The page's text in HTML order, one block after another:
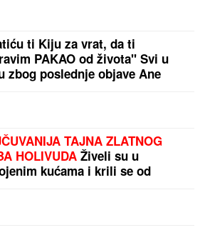
560.000 EVRA KAO JEMSTVO
da se brani sa slobode:
uradio za mene", ovo su svi
BIKINIJU (FOTO)
u domu Davida Dragojevića:
im se promenio potpuno!